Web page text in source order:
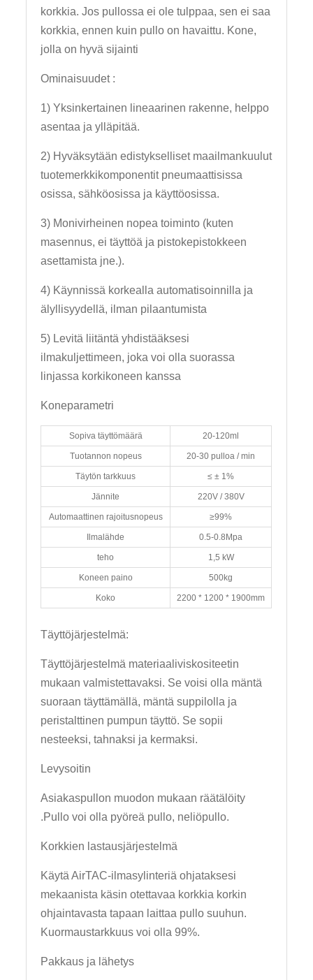
korkkia. Jos pullossa ei ole tulppaa, sen ei saa
korkkia, ennen kuin pullo on havaittu. Kone,
jolla on hyvä sijainti
Ominaisuudet :
1) Yksinkertainen lineaarinen rakenne, helppo
asentaa ja ylläpitää.
2) Hyväksytään edistykselliset maailmankuulut
tuotemerkkikomponentit pneumaattisissa
osissa, sähköosissa ja käyttöosissa.
3) Monivirheinen nopea toiminto (kuten
masennus, ei täyttöä ja pistokepistokkeen
asettamista jne.).
4) Käynnissä korkealla automatisoinnilla ja
älyllisyydellä, ilman pilaantumista
5) Levitä liitäntä yhdistääksesi
ilmakuljettimeen, joka voi olla suorassa
linjassa korkikoneen kanssa
Koneparametri
Sopiva täyttömäärä 20-120ml
Tuotannon nopeus 20-30 pulloa / min
Täytön tarkkuus ≤ ± 1%
Jännite 220V / 380V
Automaattinen rajoitusnopeus ≥99%
Ilmalähde 0.5-0.8Mpa
teho 1,5 kW
Koneen paino 500kg
Koko 2200 * 1200 * 1900mm
Täyttöjärjestelmä:
Täyttöjärjestelmä materiaaliviskositeetin
mukaan valmistettavaksi. Se voisi olla mäntä
suoraan täyttämällä, mäntä suppilolla ja
peristalttinen pumpun täyttö. Se sopii
nesteeksi, tahnaksi ja kermaksi.
Levysoitin
Asiakaspullon muodon mukaan räätälöity
.Pullo voi olla pyöreä pullo, neliöpullo.
Korkkien lastausjärjestelmä
Käytä AirTAC-ilmasylinteriä ohjataksesi
mekaanista käsin otettavaa korkkia korkin
ohjaintavasta tapaan laittaa pullo suuhun.
Kuormaustarkkuus voi olla 99%.
Pakkaus ja lähetys